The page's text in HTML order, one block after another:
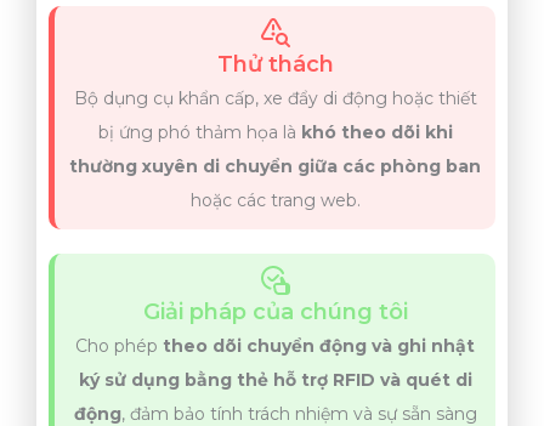
Thử thách
Bộ dụng cụ khẩn cấp, xe đẩy di động hoặc thiết
bị ứng phó thảm họa là khó theo dõi khi
thường xuyên di chuyển giữa các phòng ban
hoặc các trang web.
Giải pháp của chúng tôi
Cho phép theo dõi chuyển động và ghi nhật
ký sử dụng bằng thẻ hỗ trợ RFID và quét di
động, đảm bảo tính trách nhiệm và sự sẵn sàng